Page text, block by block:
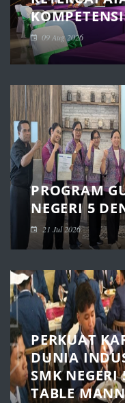
KOMPETENSI
09 Aug 2026
PROGRAM
NEGERI 5
21 Jul 2026
PERKUAT
DUNIA
SMK
TABLE